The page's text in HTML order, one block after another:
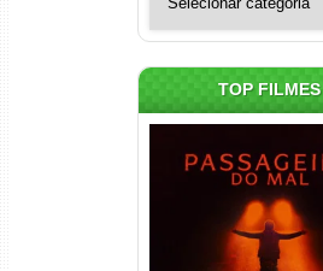
TOP FILMES